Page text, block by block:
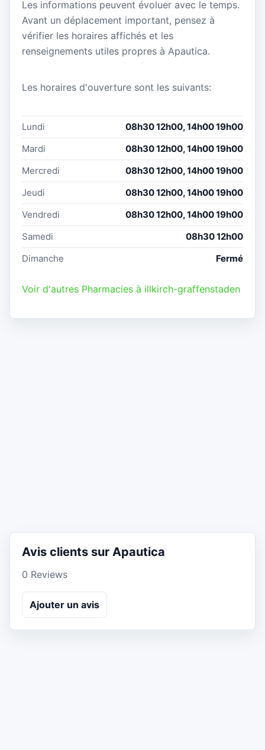
Les informations peuvent évoluer avec le temps.
Avant un déplacement important, pensez à
vérifier les horaires affichés et les
renseignements utiles propres à Apautica.
Les horaires d'ouverture sont les suivants:
Lundi
08h30 12h00, 14h00 19h00
Mardi
08h30 12h00, 14h00 19h00
Mercredi
08h30 12h00, 14h00 19h00
Jeudi
08h30 12h00, 14h00 19h00
Vendredi
08h30 12h00, 14h00 19h00
Samedi
08h30 12h00
Dimanche
Fermé
Voir d'autres Pharmacies à illkirch-graffenstaden
Avis clients sur Apautica
0 Reviews
Ajouter un avis